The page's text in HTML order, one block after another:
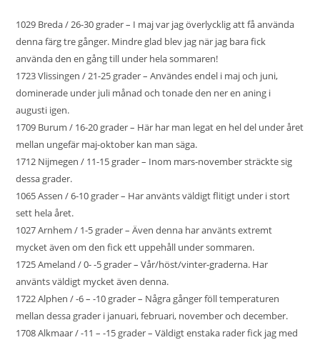
1029 Breda / 26-30 grader – I maj var jag överlycklig att få använda
denna färg tre gånger. Mindre glad blev jag när jag bara fick
använda den en gång till under hela sommaren!
1723 Vlissingen / 21-25 grader – Användes endel i maj och juni,
dominerade under juli månad och tonade den ner en aning i
augusti igen.
1709 Burum / 16-20 grader – Här har man legat en hel del under året
mellan ungefär maj-oktober kan man säga.
1712 Nijmegen / 11-15 grader – Inom mars-november sträckte sig
dessa grader.
1065 Assen / 6-10 grader – Har använts väldigt flitigt under i stort
sett hela året.
1027 Arnhem / 1-5 grader – Även denna har använts extremt
mycket även om den fick ett uppehåll under sommaren.
1725 Ameland / 0- -5 grader – Vår/höst/vinter-graderna. Har
använts väldigt mycket även denna.
1722 Alphen / -6 – -10 grader – Några gånger föll temperaturen
mellan dessa grader i januari, februari, november och december.
1708 Alkmaar / -11 – -15 grader – Väldigt enstaka rader fick jag med